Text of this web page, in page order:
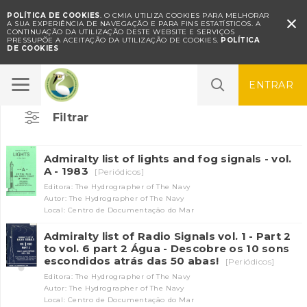
POLÍTICA DE COOKIES. O CMIA UTILIZA COOKIES PARA MELHORAR
A SUA EXPERIÊNCIA DE NAVEGAÇÃO E PARA FINS ESTATÍSTICOS. A
CONTINUAÇÃO DA UTILIZAÇÃO DESTE WEBSITE E SERVIÇOS
PRESSUPÕE A ACEITAÇÃO DA UTILIZAÇÃO DE COOKIES. POLÍTICA
DE COOKIES

ENTRAR
Mar
Filtrar
Admiralty list of lights and fog signals - vol.
A - 1983
[Periódicos]
Editora: The Hydrographer of The Navy
Autor: The Hydrographer of The Navy
Local: Centro de Documentação do Mar
Admiralty list of Radio Signals vol. 1 - Part 2
to vol. 6 part 2 Água - Descobre os 10 sons
escondidos atrás das 50 abas!
[Periódicos]
Editora: The Hydrographer of The Navy
Autor: The Hydrographer of The Navy
Local: Centro de Documentação do Mar